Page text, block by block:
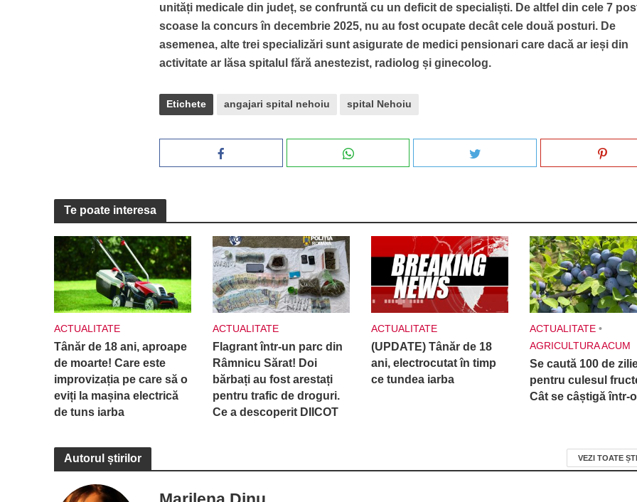
unități medicale din județ, se confruntă cu un deficit de specialiști. De altfel din cele 7
scoase la concurs în decembrie 2025, nu au fost ocupate decât cele două posturi. De
asemenea, alte trei specializări sunt asigurate de medici pensionari care dacă ar ieși din
activitate ar lăsa spitalul fără anestezist, radiolog și ginecolog.
Etichete angajari spital nehoiu spital Nehoiu
Te poate interesa
ACTUALITATE
Tânăr de 18 ani, aproape
de moarte! Care este
improvizația pe care să o
eviți la mașina electrică
de tuns iarba
ACTUALITATE
Flagrant într-un parc din
Râmnicu Sărat! Doi
bărbați au fost arestați
pentru trafic de droguri.
Ce a descoperit DIICOT
ACTUALITATE
(UPDATE) Tânăr de 18
ani, electrocutat în timp
ce tundea iarba
ACTUALITATE •
AGRICULTURA ACUM
Se caută 100 de
pentru culesul
Cât se câștigă într-
Autorul știrilor VEZI TOATE